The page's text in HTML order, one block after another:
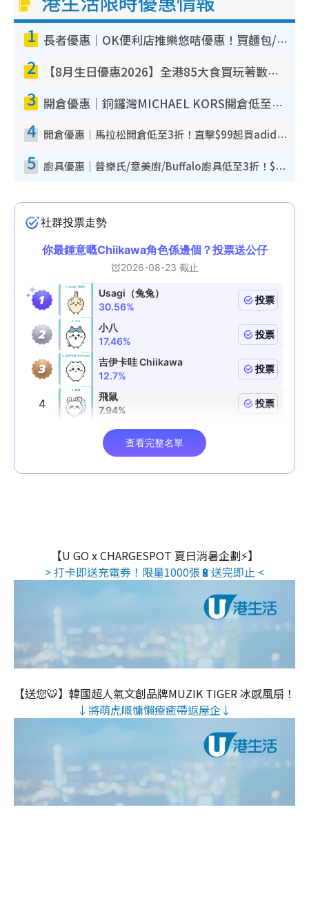
1 長者優惠｜OK便利店推樂悠咭優惠！買麵包/牛奶/保健品拍卡即減
2 【8月生日優惠2026】全港85大食買玩著數攻略 自助餐/火鍋放題同行免費＋誠品/DONKI送現金券
3 開倉優惠｜銅鑼灣MICHAEL KORS開倉低至17折！直擊$500起買手袋/銀包/鞋款 必買經典Jet Set系列
4 開倉優惠｜馬拉松開倉低至3折！直擊$99起買adidas／New Balance／Puma鞋款 STANLEY保溫杯劈價至$119起
5 廚具優惠｜普樂氏/意美廚/Buffalo廚具低至3折！$89起買煎鍋／炒鑊／個人鍋 同場小家電激減至$99起
【U GO x CHARGESPOT 夏日消暑企劃⚡】
> 打卡即送充電券！限量1000張🔋送完即止 <
【送您🐯】韓國超人氣文創品牌MUZIK TIGER 冰感風扇！
↓將萌虎嘅慵懶療癒帶返屋企↓